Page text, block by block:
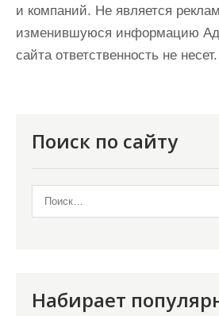
и компаний. Не является
изменившуюся информацию
сайта ответственность не несет.
Поиск по сайту
Набирает